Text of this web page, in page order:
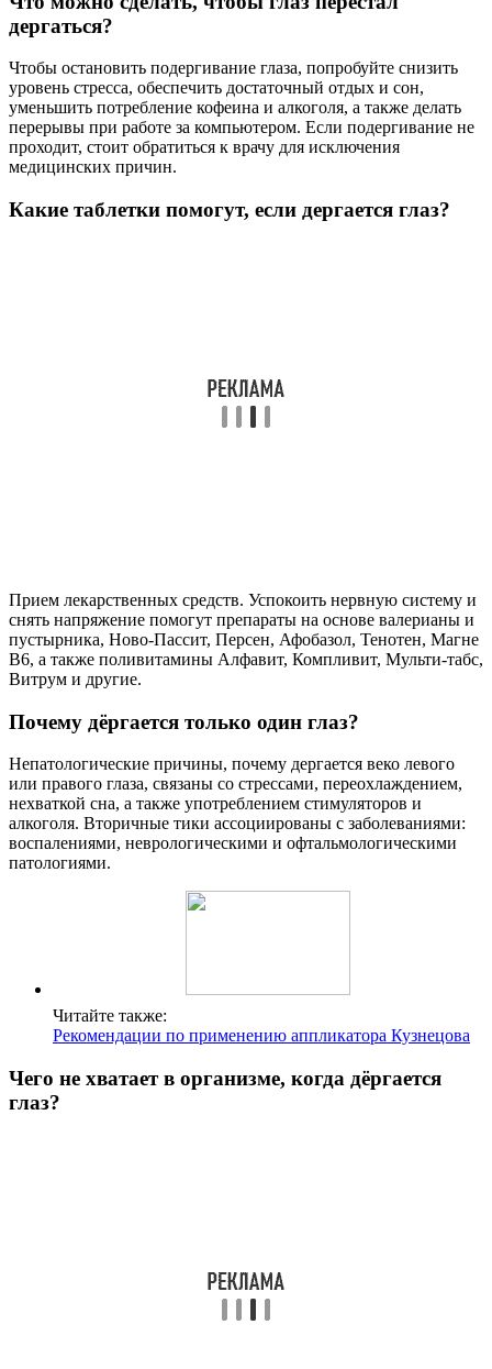
дергаться?
Чтобы остановить подергивание глаза, попробуйте снизить
уровень стресса, обеспечить достаточный отдых и сон,
уменьшить потребление кофеина и алкоголя, а также делать
перерывы при работе за компьютером. Если подергивание не
проходит, стоит обратиться к врачу для исключения
медицинских причин.
Какие таблетки помогут, если дергается глаз?
Прием лекарственных средств. Успокоить нервную систему и
снять напряжение помогут препараты на основе валерианы и
пустырника, Ново-Пассит, Персен, Афобазол, Тенотен, Магне
В6, а также поливитамины Алфавит, Компливит, Мульти-табс,
Витрум и другие.
Почему дёргается только один глаз?
Непатологические причины, почему дергается веко левого
или правого глаза, связаны со стрессами, переохлаждением,
нехваткой сна, а также употреблением стимуляторов и
алкоголя. Вторичные тики ассоциированы с заболеваниями:
воспалениями, неврологическими и офтальмологическими
патологиями.
Читайте также:
Рекомендации по применению аппликатора Кузнецова
Чего не хватает в организме, когда дёргается
глаз?